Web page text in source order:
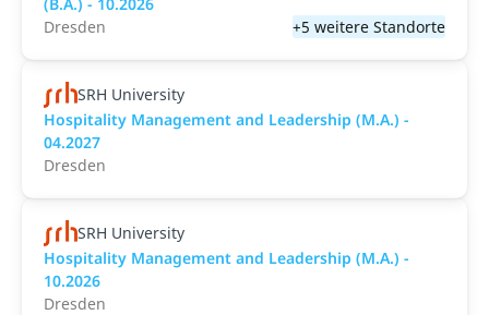
Dresden
+5 weitere Standorte
SRH University
Hospitality Management and Leadership (M.A.) -
04.2027
Dresden
SRH University
Hospitality Management and Leadership (M.A.) -
10.2026
Dresden